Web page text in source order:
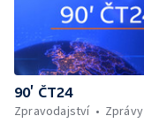
90’ ČT24
Zpravodajství
Zprávy